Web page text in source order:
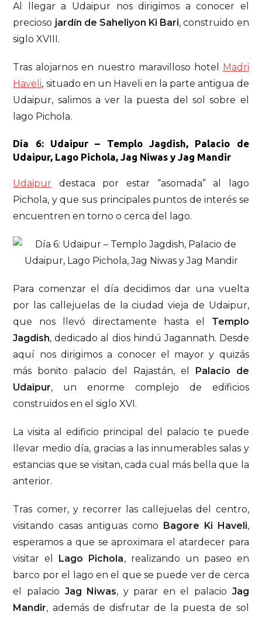
Al llegar a Udaipur nos dirigimos a conocer el
precioso jardín de Saheliyon Ki Bari, construido en
siglo XVIII.
Tras alojarnos en nuestro maravilloso hotel
Madri
Haveli, situado en un Haveli en la parte antigua de
Udaipur, salimos a ver la puesta del sol sobre el
lago Pichola.
Día 6: Udaipur – Templo Jagdish, Palacio de
Udaipur, Lago Pichola, Jag Niwas y Jag Mandir
Udaipur destaca por estar “asomada” al lago
Pichola, y que sus principales puntos de interés se
encuentren en torno o cerca del lago.
Para comenzar el día decidimos dar una vuelta
por las callejuelas de la ciudad vieja de Udaipur,
que nos llevó directamente hasta el Templo
Jagdish, dedicado al dios hindú Jagannath. Desde
aquí nos dirigimos a conocer el mayor y quizás
más bonito palacio del Rajastán, el
Palacio de
Udaipur, un enorme complejo de edificios
construidos en el siglo XVI.
La visita al edificio principal del palacio te puede
llevar medio día, gracias a las innumerables salas y
estancias que se visitan, cada cual más bella que la
anterior.
Tras comer, y recorrer las callejuelas del centro,
visitando casas antiguas como
Bagore Ki Haveli,
esperamos a que se aproximara el atardecer para
visitar el
Lago Pichola, realizando un paseo en
barco por el lago en el que se puede ver de cerca
el palacio Jag Niwas, y parar en el palacio Jag
Mandir, además de disfrutar de la puesta de sol